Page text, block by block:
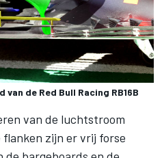
de Red Bull Racing RB16B
van de luchtstroom
flanken zijn er vrij forse